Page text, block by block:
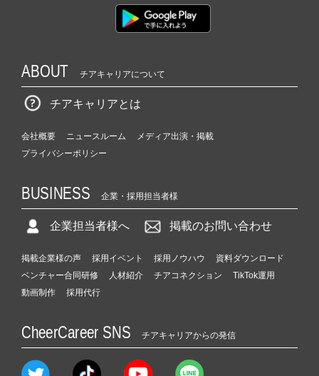
ABOUT チアキャリアについて
チアキャリアとは
会社概要 ニュースルーム
メディア出演・掲載
プライバシーポリシー
BUSINESS 企業・採用担当者様
企業担当者様へ 掲載のお問い合わせ
掲載企業様の声 採用イベント 採用ノウハウ
資料ダウンロード
ベンチャー合同研修
人材紹介 チアコネクション
TikTok運用
動画制作
採用代行
CheerCareer SNS チアキャリアからの発信